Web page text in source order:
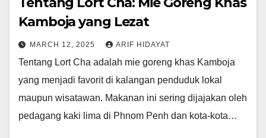
Kamboja yang Lezat
MARCH 12, 2025 ARIF HIDAYAT
Tentang Lort Cha adalah mie goreng khas Kamboja
yang menjadi favorit di kalangan penduduk lokal
maupun wisatawan. Makanan ini sering dijajakan oleh
pedagang kaki lima di Phnom Penh dan kota-kota…